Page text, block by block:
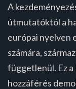
A
útmutatóktól a
európai nyelven
számára,
függetlenül. Ez
hozzáférés